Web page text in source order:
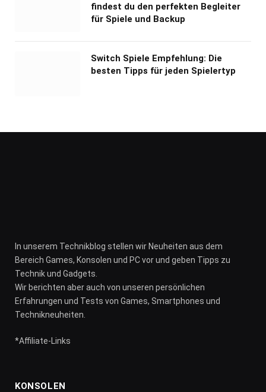
findest du den perfekten Begleiter
für Spiele und Backup
Switch Spiele Empfehlung: Die
besten Tipps für jeden Spielertyp
In unserem Technikblog stellen wir Neuheiten aus dem
Bereich Games, Konsolen und PC vor und geben Tipps zu
Technik und Gadgets.
Wir berichten aber auch von unseren persönlichen
Erfahrungen und Tests von Games, Smartphones und
Technikneuheiten.
*Affiliate-Links
KONSOLEN